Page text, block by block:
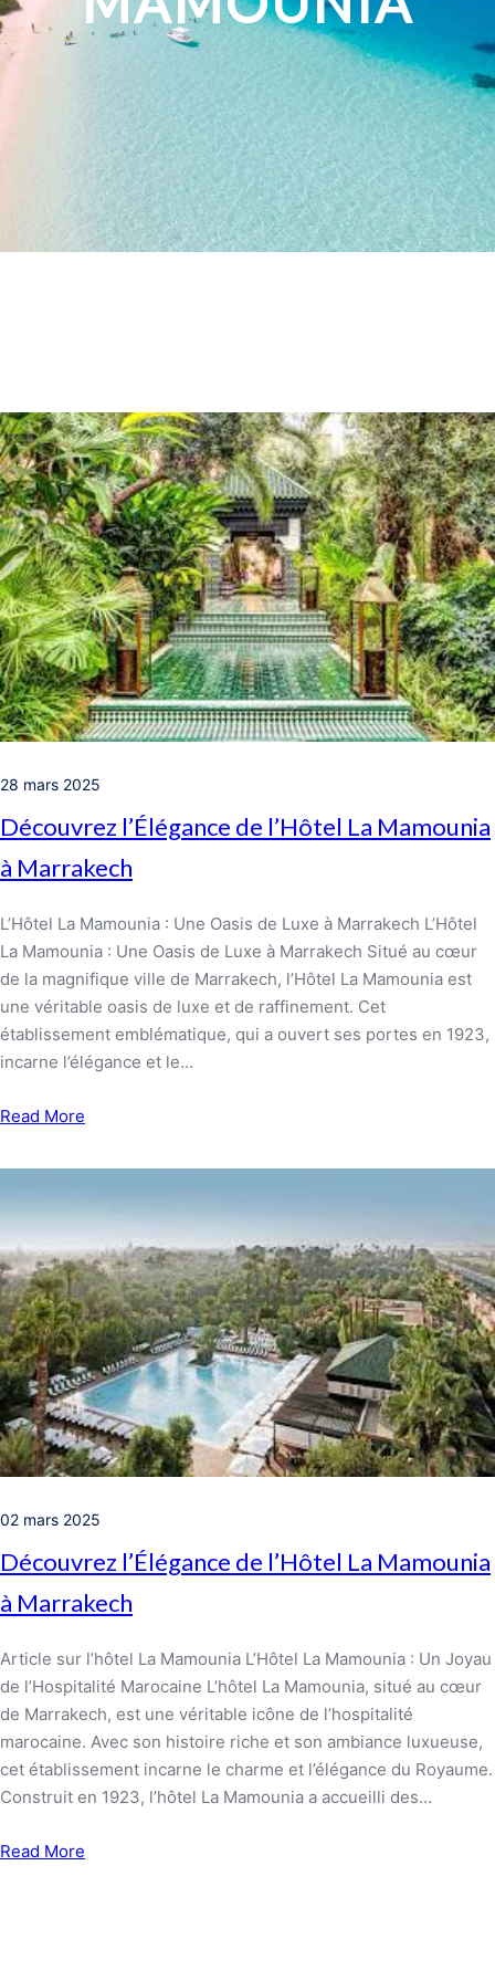
28 mars 2025
Découvrez l’Élégance de l’Hôtel La Mamounia
à Marrakech
L’Hôtel La Mamounia : Une Oasis de Luxe à Marrakech L’Hôtel
La Mamounia : Une Oasis de Luxe à Marrakech Situé au cœur
de la magnifique ville de Marrakech, l’Hôtel La Mamounia est
une véritable oasis de luxe et de raffinement. Cet
établissement emblématique, qui a ouvert ses portes en 1923,
incarne l’élégance et le…
Read More
02 mars 2025
Découvrez l’Élégance de l’Hôtel La Mamounia
à Marrakech
Article sur l’hôtel La Mamounia L’Hôtel La Mamounia : Un Joyau
de l’Hospitalité Marocaine L’hôtel La Mamounia, situé au cœur
de Marrakech, est une véritable icône de l’hospitalité
marocaine. Avec son histoire riche et son ambiance luxueuse,
cet établissement incarne le charme et l’élégance du Royaume.
Construit en 1923, l’hôtel La Mamounia a accueilli des…
Read More